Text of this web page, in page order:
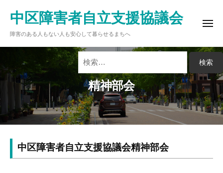
ン
キ
ッ
プ
中区障害者自立支援協議会
障害のある人もない人も安心して暮らせるまちへ
メ
ー
検
索:
精神部会
精中区障害者自立支援協議会精神部会